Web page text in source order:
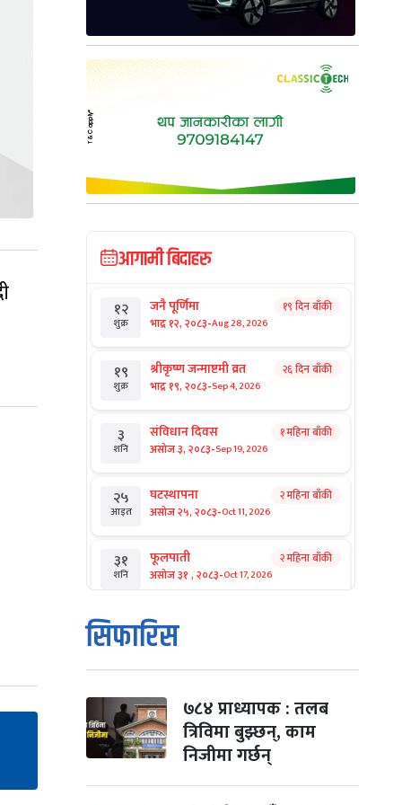
आगामी बिदाहरु
१२
शुक्र
जनै पूर्णिमा
भाद्र १२, २०८३-Aug 28, 2026
१९ दिन बाँकी
१९
शुक्र
श्रीकृष्ण जन्माष्टमी व्रत
भाद्र १९, २०८३-Sep 4, 2026
२६ दिन बाँकी
३
शनि
संविधान दिवस
असोज ३, २०८३-Sep 19, 2026
१ महिना बाँकी
२५
आइत
घटस्थापना
असोज २५, २०८३-Oct 11, 2026
२ महिना बाँकी
३१
शनि
फूलपाती
असोज ३१ , २०८३-Oct 17, 2026
२ महिना बाँकी
१
आइत
कार्तिक सङ्क्रान्ति
कार्तिक १, २०८३
मंगल कार्तिक ३, २०८३ -Oct 20, 2026
४ विजयादशमी
कार्तिक ४, २०८३-Oct 21, 2026
सिफारिस
७८४ प्राध्यापक : तलब
त्रिविमा बुझ्छन्, काम
निजीमा गर्छन्